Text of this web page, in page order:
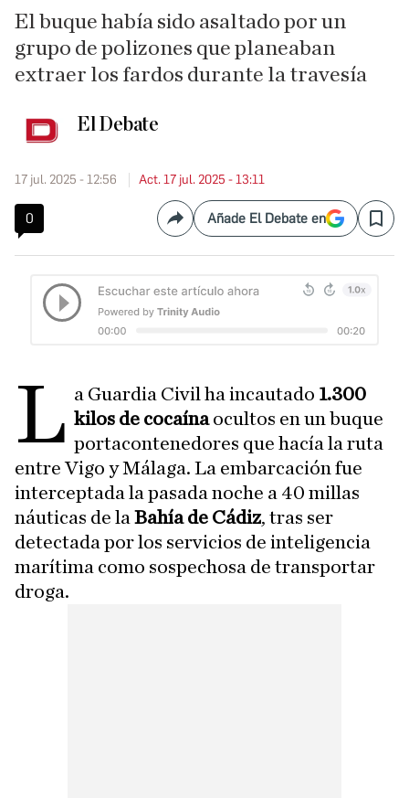
El buque había sido asaltado por un
grupo de polizones que planeaban
extraer los fardos durante la travesía
El Debate
17 jul. 2025 - 12:56 Act. 17 jul. 2025 - 13:11
0 CompartirAñade El Debate en Save
L a Guardia Civil ha incautado 1.300
kilos de cocaínaocultos en un buque
portacontenedores que hacía la ruta
entre Vigo y Málaga. La embarcación fue
interceptada la pasada noche a 40 millas
náuticas de la Bahía de Cádiz, tras ser
detectada por los servicios de inteligencia
marítima como sospechosa de transportar
droga.